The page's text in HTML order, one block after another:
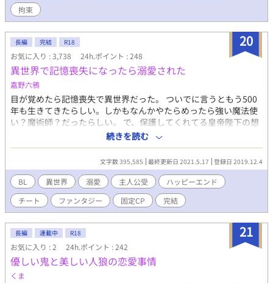
拘束
20
長編 完結 R18
お気に入り : 3,738 24h.ポイント : 248
異世界で記憶喪失になったら溺愛された
嘉野六鴉
目が覚めたら記憶喪失で異世界だった。 ついでに言うともう500
年も生きてきたらしい。しかもなんかやたらめったら強い魔法使
い？魔術師？だったらしい。 で、保護してくれてる皇帝陛下の想
い人、らしい、俺。・・マジこれ夢オチなんじゃねぇの！？ と、
あわあわしながら精神年齢高校生の主人公が溺愛されながら異世
界で生きていくお話です。 ギャグとシリアスが混在しております
(*´▽｀*) ☆★★☆ 小説家になろう(ムーンライトノベル)様にて掲
載・完結したお話の軽微修正版です。 ※R18・残酷表現等は予告
なしで入ります。
続きを読む
文字数 395,585 最終更新日 2021.5.17 登録日 2019.12.4
BL 異世界 溺愛 主人公受
ハッピーエンド
チート
ファンタジー 固定CP 完結
21
長編 連載中 R18
お気に入り : 2 24h.ポイント : 242
優しい鬼と美しい人狼の恋愛事情
くま